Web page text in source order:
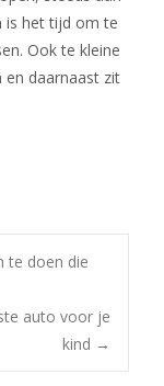
is het tijd om te
Ook te kleine
en daarnaast zit
te doen die
auto voor je
kind →